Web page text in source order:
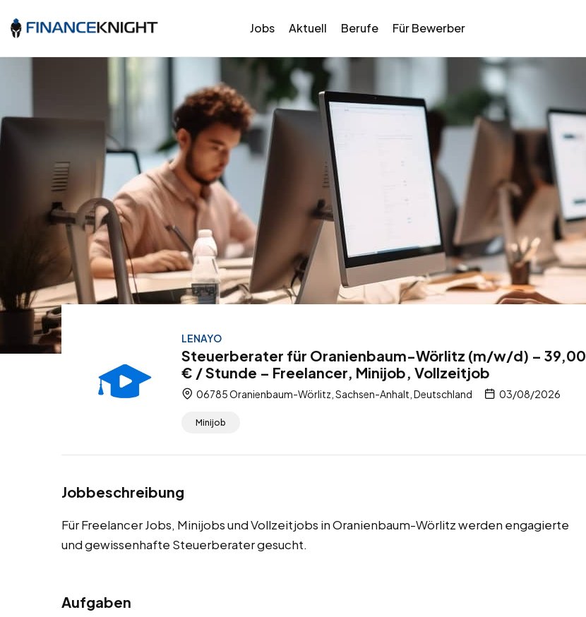
Jobs Aktuell Berufe Für Bewerber
LENAYO
Steuerberater für Oranienbaum-Wörlitz (m/w/d) – 39,00
€ / Stunde – Freelancer, Minijob, Vollzeitjob
06785 Oranienbaum-Wörlitz, Sachsen-Anhalt, Deutschland 03/08/2026
Minijob
Jobbeschreibung
Für Freelancer Jobs, Minijobs und Vollzeitjobs in Oranienbaum-Wörlitz werden engagierte
und gewissenhafte Steuerberater gesucht.
Aufgaben